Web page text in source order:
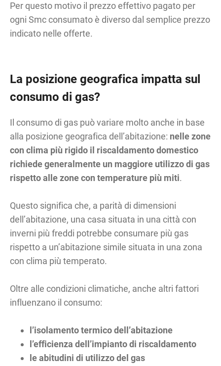
Per questo motivo il prezzo effettivo pagato per
ogni Smc consumato è diverso dal semplice prezzo
indicato nelle offerte.
La posizione geografica impatta sul
consumo di gas?
Il consumo di gas può variare molto anche in base
alla posizione geografica dell’abitazione: nelle zone
con clima più rigido il riscaldamento domestico
richiede generalmente un maggiore utilizzo di gas
rispetto alle zone con temperature più miti.
Questo significa che, a parità di dimensioni
dell’abitazione, una casa situata in una città con
inverni più freddi potrebbe consumare più gas
rispetto a un’abitazione simile situata in una zona
con clima più temperato.
Oltre alle condizioni climatiche, anche altri fattori
influenzano il consumo:
l’isolamento termico dell’abitazione
l’efficienza dell’impianto di riscaldamento
le abitudini di utilizzo del gas